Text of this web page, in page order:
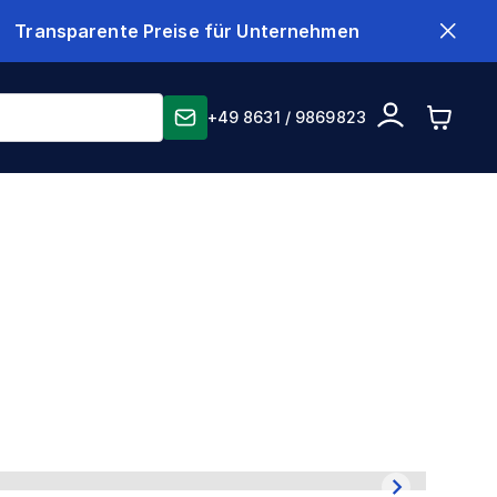
Transparente Preise für Unternehmen
+49 8631 / 9869823